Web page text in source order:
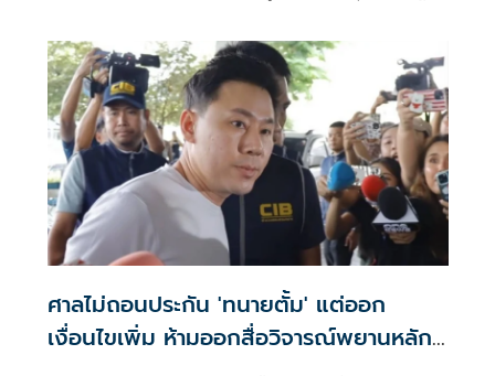
ศาลไม่ถอนประกัน 'ทนายตั้ม' แต่ออก
เงื่อนไขเพิ่ม ห้ามออกสื่อวิจารณ์พยานหลัก